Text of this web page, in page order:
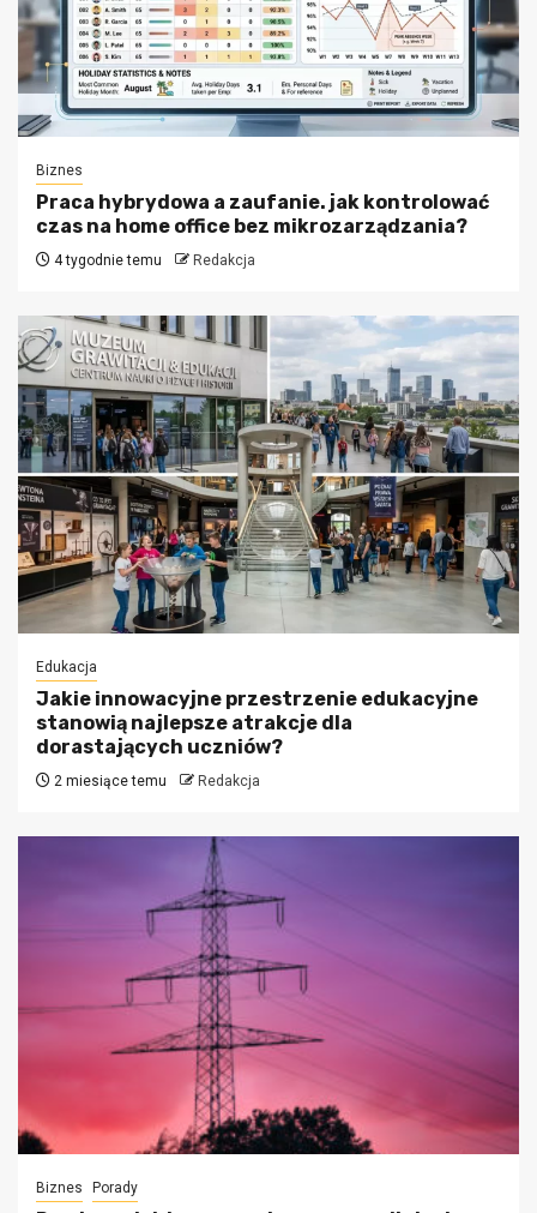
Biznes
Praca hybrydowa a zaufanie. jak kontrolować
czas na home office bez mikrozarządzania?
4 tygodnie temu Redakcja
Edukacja
Jakie innowacyjne przestrzenie edukacyjne
stanowią najlepsze atrakcje dla
dorastających uczniów?
2 miesiące temu Redakcja
Biznes Porady